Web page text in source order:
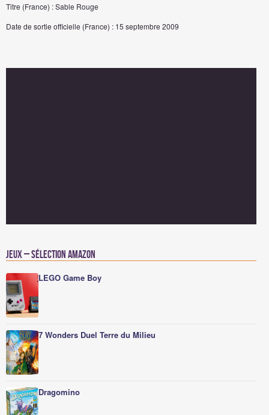
Titre (France) : Sable Rouge
Date de sortie officielle (France) : 15 septembre 2009
Jeux – Sélection Amazon
LEGO Game Boy
7 Wonders Duel Terre du Milieu
Dragomino